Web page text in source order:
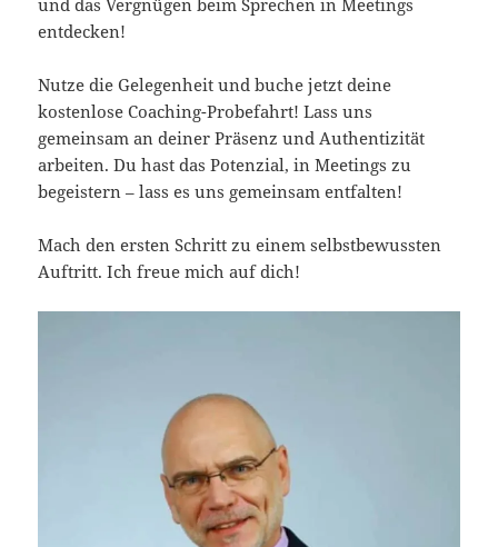
entdecken!
Nutze die Gelegenheit und buche jetzt deine
kostenlose Coaching-Probefahrt! Lass uns
gemeinsam an deiner Präsenz und Authentizität
arbeiten. Du hast das Potenzial, in Meetings zu
begeistern – lass es uns gemeinsam entfalten!
Mach den ersten Schritt zu einem selbstbewussten
Auftritt. Ich freue mich auf dich!